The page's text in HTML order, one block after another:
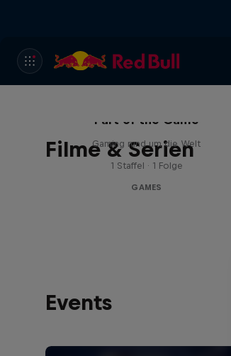
Filme & Serien
Part of the Game
Gaming rund um die Welt
1 Staffel · 1 Folge
GAMES
Events